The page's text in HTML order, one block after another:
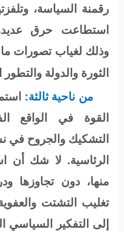
رقمنة السياسة،
استطاعت حرق
وذلك لغياب تصورات
الثورة والدولة
من ناحية ثالثة:
القوة في الواقع
التشكيك والجروح في
الرئاسية. لا شك أن
منها، دون
تغليب التشتت
إلى التفكير السياسي